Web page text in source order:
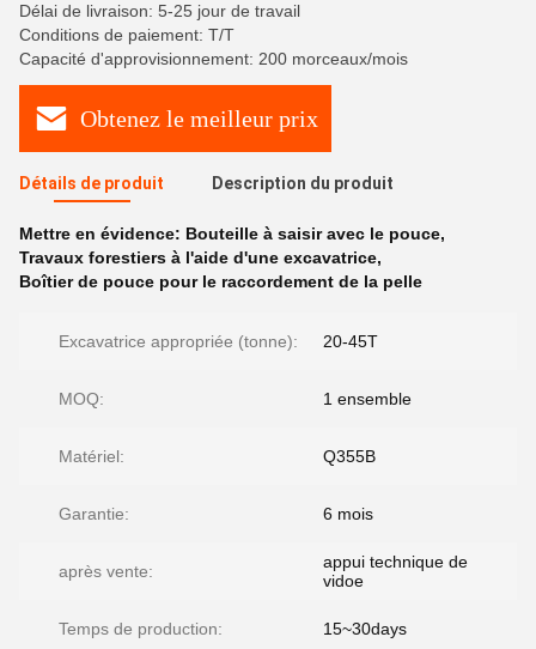
Délai de livraison: 5-25 jour de travail
Conditions de paiement: T/T
Capacité d'approvisionnement: 200 morceaux/mois
Obtenez le meilleur prix
Détails de produit Description du produit
Mettre en évidence: Bouteille à saisir avec le pouce,
Travaux forestiers à l'aide d'une excavatrice,
Boîtier de pouce pour le raccordement de la pelle
Excavatrice appropriée (tonne): 20-45T
MOQ: 1 ensemble
Matériel: Q355B
Garantie: 6 mois
après vente:
appui technique de
vidoe
Temps de production: 15~30days